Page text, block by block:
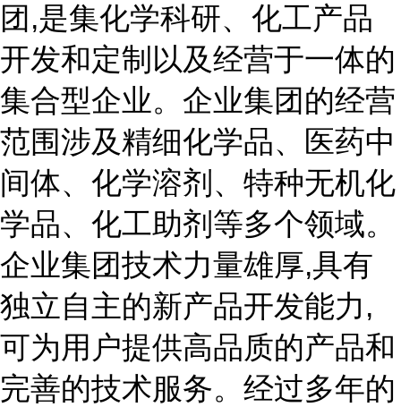
团,是集化学科研、化工产品
开发和定制以及经营于一体的
集合型企业。企业集团的经营
范围涉及精细化学品、医药中
间体、化学溶剂、特种无机化
学品、化工助剂等多个领域。
企业集团技术力量雄厚,具有
独立自主的新产品开发能力,
可为用户提供高品质的产品和
完善的技术服务。经过多年的